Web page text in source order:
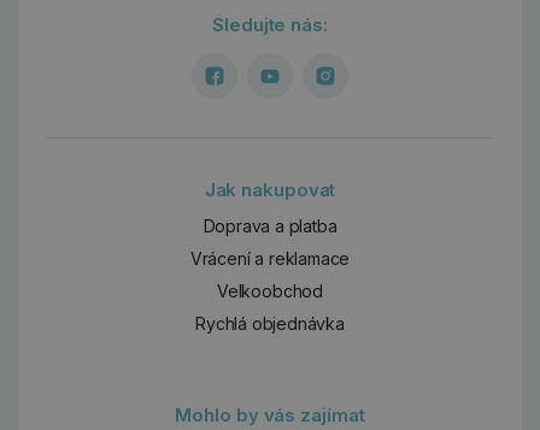
Sledujte nás:
Jak nakupovat
Doprava a platba
Vrácení a reklamace
Velkoobchod
Rychlá objednávka
Mohlo by vás zajímat